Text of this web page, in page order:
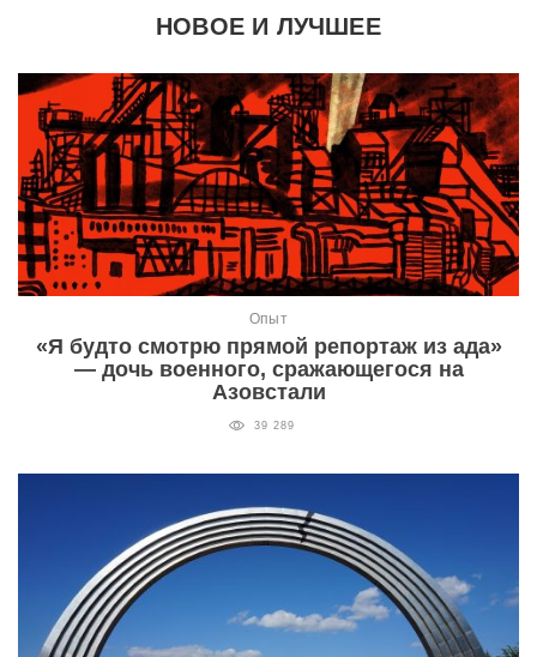
НОВОЕ И ЛУЧШЕЕ
Опыт
«Я будто смотрю прямой репортаж из ада»
— дочь военного, сражающегося на
Азовстали
39 289